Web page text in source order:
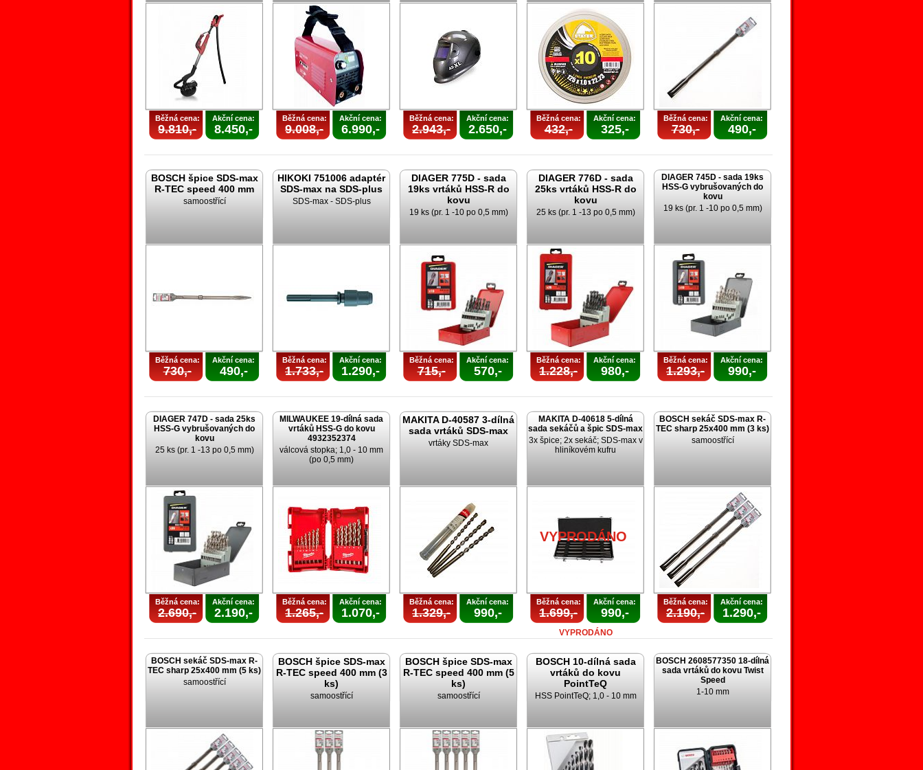
Běžná cena:
9.810,-
Akční cena:
8.450,-
Běžná cena:
9.008,-
Akční cena:
6.990,-
Běžná cena:
2.943,-
Akční cena:
2.650,-
Běžná cena:
432,-
Akční cena:
325,-
Běžná cena:
730,-
Akční cena:
490,-
BOSCH špice SDS-max
R-TEC speed 400 mm
samoostřící
Běžná cena:
730,-
Akční cena:
490,-
HIKOKI 751006 adaptér
SDS-max na SDS-plus
SDS-max - SDS-plus
Běžná cena:
1.733,-
Akční cena:
1.290,-
DIAGER 775D - sada
19ks vrtáků HSS-R do
kovu
19 ks (pr. 1 -10 po 0,5 mm)
Běžná cena:
715,-
Akční cena:
570,-
DIAGER 776D - sada
25ks vrtáků HSS-R do
kovu
25 ks (pr. 1 -13 po 0,5 mm)
Běžná cena:
1.228,-
Akční cena:
980,-
DIAGER 745D - sada 19ks
HSS-G vybrušovaných do
kovu
19 ks (pr. 1 -10 po 0,5 mm)
Běžná cena:
1.293,-
Akční cena:
990,-
DIAGER 747D - sada 25ks
HSS-G vybrušovaných do
kovu
25 ks (pr. 1 -13 po 0,5 mm)
Běžná cena:
2.690,-
Akční cena:
2.190,-
MILWAUKEE 19-dílná sada
vrtáků HSS-G do kovu
4932352374
válcová stopka; 1,0 - 10 mm
(po 0,5 mm)
Běžná cena:
1.265,-
Akční cena:
1.070,-
MAKITA D-40587 3-dílná
sada vrtáků SDS-max
vrtáky SDS-max
Běžná cena:
1.329,-
Akční cena:
990,-
MAKITA D-40618 5-dílná
sada sekáčů a špic SDS-max
3x špice; 2x sekáč; SDS-max v
hliníkovém kufru
VYPRODÁNO
Běžná cena:
1.699,-
Akční cena:
990,-
VYPRODÁNO
BOSCH sekáč SDS-max R-
TEC sharp 25x400 mm (3 ks)
samoostřící
Běžná cena:
2.190,-
Akční cena:
1.290,-
BOSCH sekáč SDS-max R-
TEC sharp 25x400 mm (5 ks)
samoostřící
BOSCH špice SDS-max
R-TEC speed 400 mm (3
ks)
samoostřící
BOSCH špice SDS-max
R-TEC speed 400 mm (5
ks)
samoostřící
BOSCH 10-dílná sada
vrtáků do kovu
PointTeQ
HSS PointTeQ; 1,0 - 10 mm
BOSCH 2608577350 18-dílná
sada vrtáků do kovu Twist
Speed
1-10 mm